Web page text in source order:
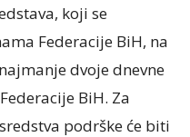
koji se
Federacije BiH, na
dvoje dnevne
BiH. Za
podrške će biti